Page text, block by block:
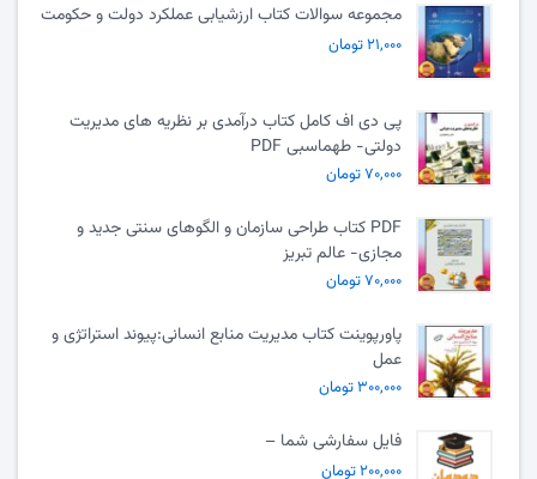
مجموعه سوالات کتاب ارزشیابی عملکرد دولت و حکومت
۲۱,۰۰۰ تومان
پی دی اف کامل کتاب درآمدی بر نظریه های مدیریت
دولتی- طهماسبی PDF
۷۰,۰۰۰ تومان
PDF کتاب طراحی سازمان و الگوهای سنتی جدید و
مجازی- عالم تبریز
۷۰,۰۰۰ تومان
پاورپوینت کتاب مدیریت منابع انسانی:پیوند استراتژی و
عمل
۳۰۰,۰۰۰ تومان
فایل سفارشی شما –
۲۰۰,۰۰۰ تومان